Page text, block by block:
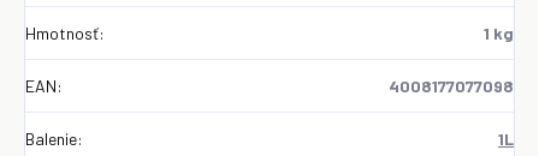
Hmotnosť: 1 kg
EAN: 4008177077098
Balenie: 1L